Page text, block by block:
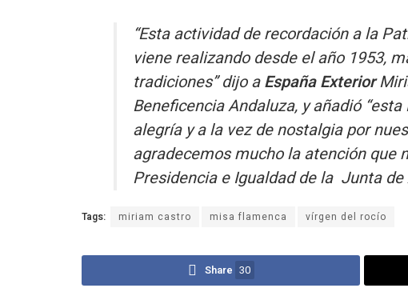
“Esta actividad de recordación a la
viene realizando desde el año 1953,
tradiciones” dijo aEspaña Exterior
Beneficencia Andaluza, y añadió
alegría y a la vez de nostalgia por
agradecemos mucho la atención que
Presidencia e Igualdad de la Junta de
Tags: miriam castro misa flamenca vírgen del rocío
Share 30